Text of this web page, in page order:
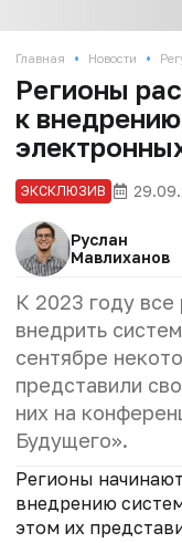
Главная • Новости •
Регионы
к
ЭКСКЛЮЗИВ
Руслан
Мавлиханов
К 2023 году
внедрить
сентябре
представили
них на
Будущего».
Регионы
внедрению
этом их